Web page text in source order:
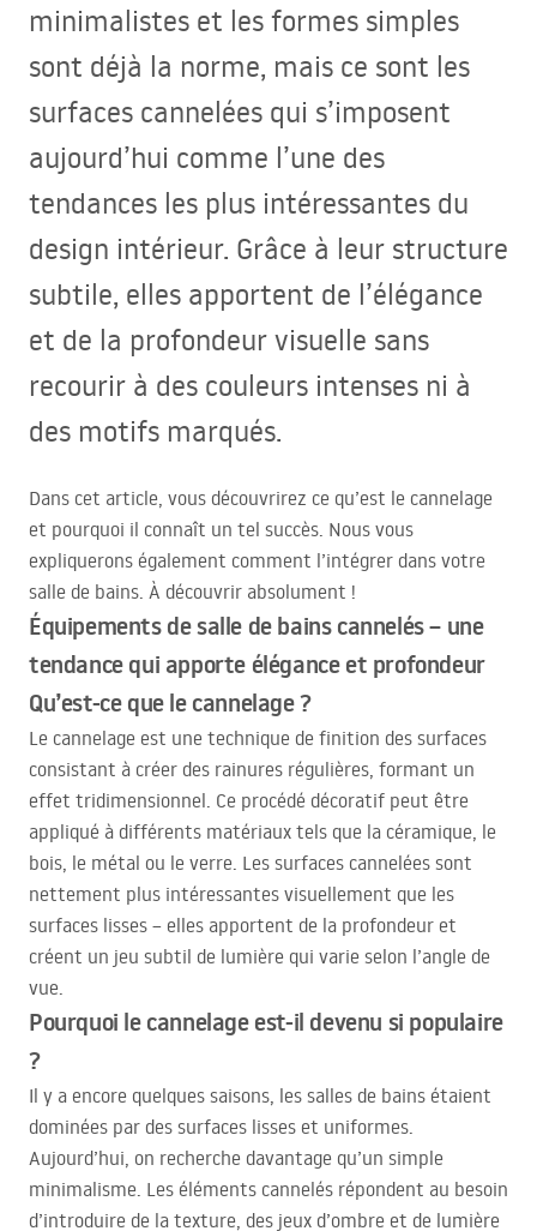
minimalistes et les formes simples
sont déjà la norme, mais ce sont les
surfaces cannelées qui s’imposent
aujourd’hui comme l’une des
tendances les plus intéressantes du
design intérieur. Grâce à leur structure
subtile, elles apportent de l’élégance
et de la profondeur visuelle sans
recourir à des couleurs intenses ni à
des motifs marqués.
Dans cet article, vous découvrirez ce qu’est le cannelage
et pourquoi il connaît un tel succès. Nous vous
expliquerons également comment l’intégrer dans votre
salle de bains. À découvrir absolument !
Équipements de salle de bains cannelés – une
tendance qui apporte élégance et profondeur
Qu’est-ce que le cannelage ?
Le cannelage est une technique de finition des surfaces
consistant à créer des rainures régulières, formant un
effet tridimensionnel. Ce procédé décoratif peut être
appliqué à différents matériaux tels que la céramique, le
bois, le métal ou le verre. Les surfaces cannelées sont
nettement plus intéressantes visuellement que les
surfaces lisses – elles apportent de la profondeur et
créent un jeu subtil de lumière qui varie selon l’angle de
vue.
Pourquoi le cannelage est-il devenu si populaire
?
Il y a encore quelques saisons, les salles de bains étaient
dominées par des surfaces lisses et uniformes.
Aujourd’hui, on recherche davantage qu’un simple
minimalisme. Les éléments cannelés répondent au besoin
d’introduire de la texture, des jeux d’ombre et de lumière